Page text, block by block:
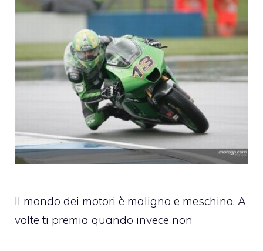
Il mondo dei motori è maligno e meschino. A
volte ti premia quando invece non